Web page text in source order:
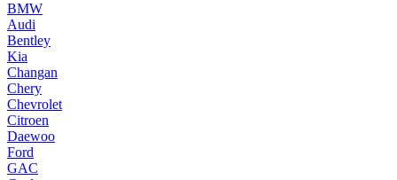
BMW
Audi
Bentley
Kia
Changan
Chery
Chevrolet
Citroen
Daewoo
Ford
GAC